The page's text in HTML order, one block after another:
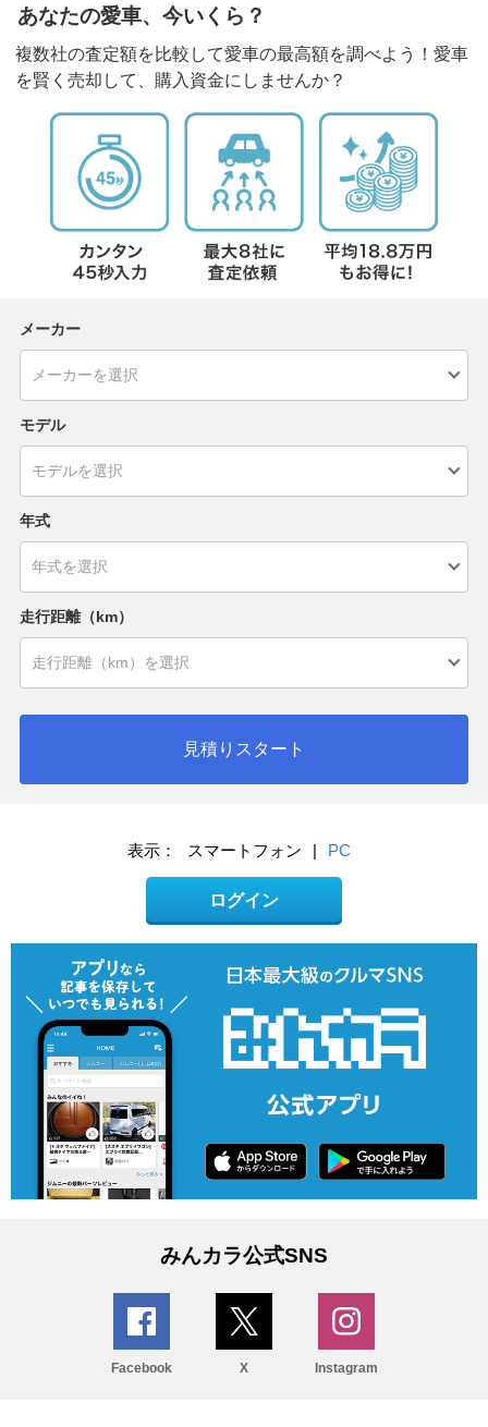
あなたの愛車、今いくら？
複数社の査定額を比較して愛車の最高額を調べよう！愛車
を賢く売却して、購入資金にしませんか？
メーカー
モデル
年式
走行距離（km）
見積りスタート
表示： スマートフォン | PC
ログイン
みんカラ公式SNS
Facebook X Instagram